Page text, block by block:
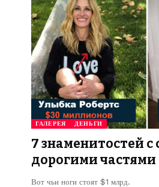
ГАЛЕРЕЯ ДЕНЬГИ
7 знаменитостей
дорогими частями
Вот чьи ноги стоят $1 млрд.